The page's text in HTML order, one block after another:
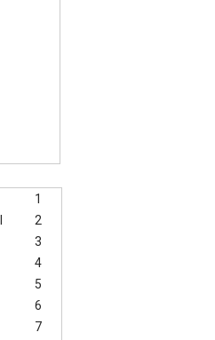
1
2
3
4
5
6
7